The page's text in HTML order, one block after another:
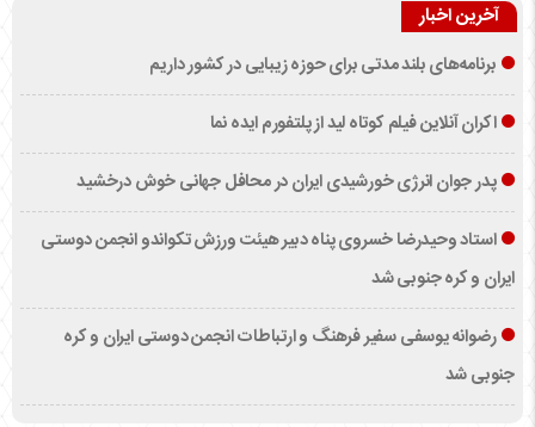
آخرین اخبار
برنامه‌های بلند مدتی برای حوزه زیبایی در کشور داریم
اکران آنلاین فیلم کوتاه لید از پلتفورم ایده نما
پدر جوان انرژی خورشیدی ایران در محافل جهانی خوش درخشید
استاد وحیدرضا خسروی پناه دبیر هیئت ورزش تکواندو انجمن دوستی
ایران و کره جنوبی شد
رضوانه یوسفی سفیر فرهنگ و ارتباطات انجمن دوستی ایران و کره
جنوبی شد